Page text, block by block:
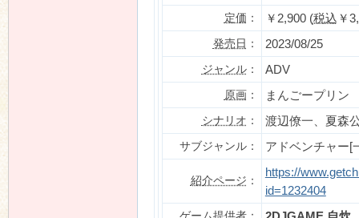
定価 ： ￥2,900 (税込 ￥
発売日 ： 2023/08/25
ジャンル： ADV
原画： まんごープリン
シナリオ ： 渡辺僚一、夏森
サブジャンル： アドベンチャー[
紹介ページ ：
https://
id=1232404